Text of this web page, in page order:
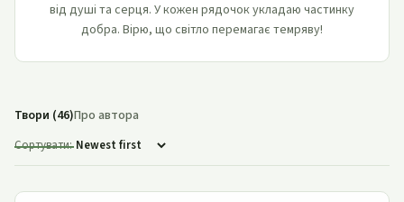
від душі та серця. У кожен рядочок укладаю частинку
добра. Вірю, що світло перемагає темряву!
Твори (46)Про автора
Сортувати:
Взимку